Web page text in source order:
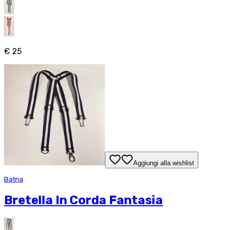
€ 25
Aggiungi alla wishlist
Batna
Bretella In Corda Fantasia